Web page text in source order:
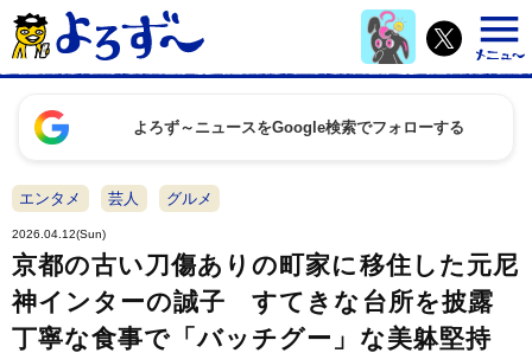
よろず～ニュースをGoogle検索でフォローする
エンタメ 芸人 グルメ
2026.04.12(Sun)
京都の古い刀傷ありの町家に移住した元尼
神インターの誠子 すてきな台所を披露
丁寧な食事で「バッチグー」な美躰堅持